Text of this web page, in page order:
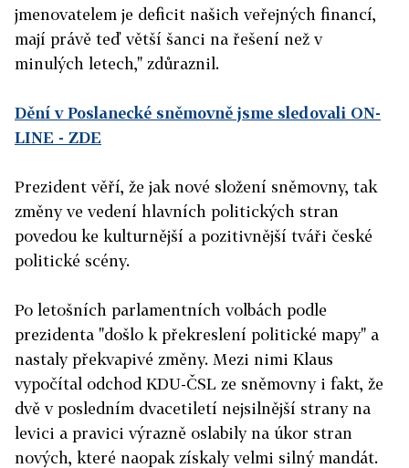
jmenovatelem je deficit našich veřejných financí,
mají právě teď větší šanci na řešení než v
minulých letech," zdůraznil.
Dění v Poslanecké sněmovně jsme sledovali ON-
LINE - ZDE
Prezident věří, že jak nové složení sněmovny, tak
změny ve vedení hlavních politických stran
povedou ke kulturnější a pozitivnější tváři české
politické scény.
Po letošních parlamentních volbách podle
prezidenta "došlo k překreslení politické mapy" a
nastaly překvapivé změny. Mezi nimi Klaus
vypočítal odchod KDU-ČSL ze sněmovny i fakt, že
dvě v posledním dvacetiletí nejsilnější strany na
levici a pravici výrazně oslabily na úkor stran
nových, které naopak získaly velmi silný mandát.